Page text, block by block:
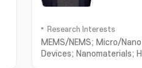
Research Interests
MEMS/NEMS; Micro/
Devices; Nanomaterials;